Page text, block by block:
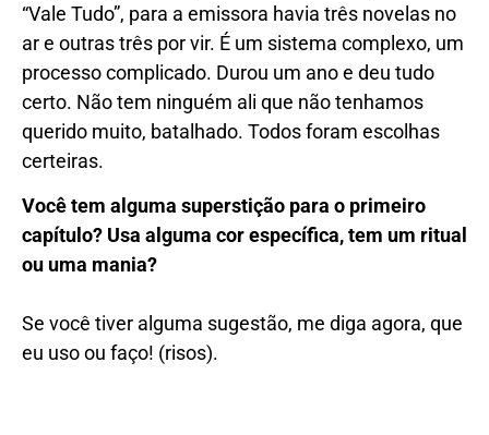
“Vale Tudo”, para a emissora havia três novelas no
ar e outras três por vir. É um sistema complexo, um
processo complicado. Durou um ano e deu tudo
certo. Não tem ninguém ali que não tenhamos
querido muito, batalhado. Todos foram escolhas
certeiras.
Você tem alguma superstição para o primeiro
capítulo? Usa alguma cor específica, tem um ritual
ou uma mania?
Se você tiver alguma sugestão, me diga agora, que
eu uso ou faço! (risos).